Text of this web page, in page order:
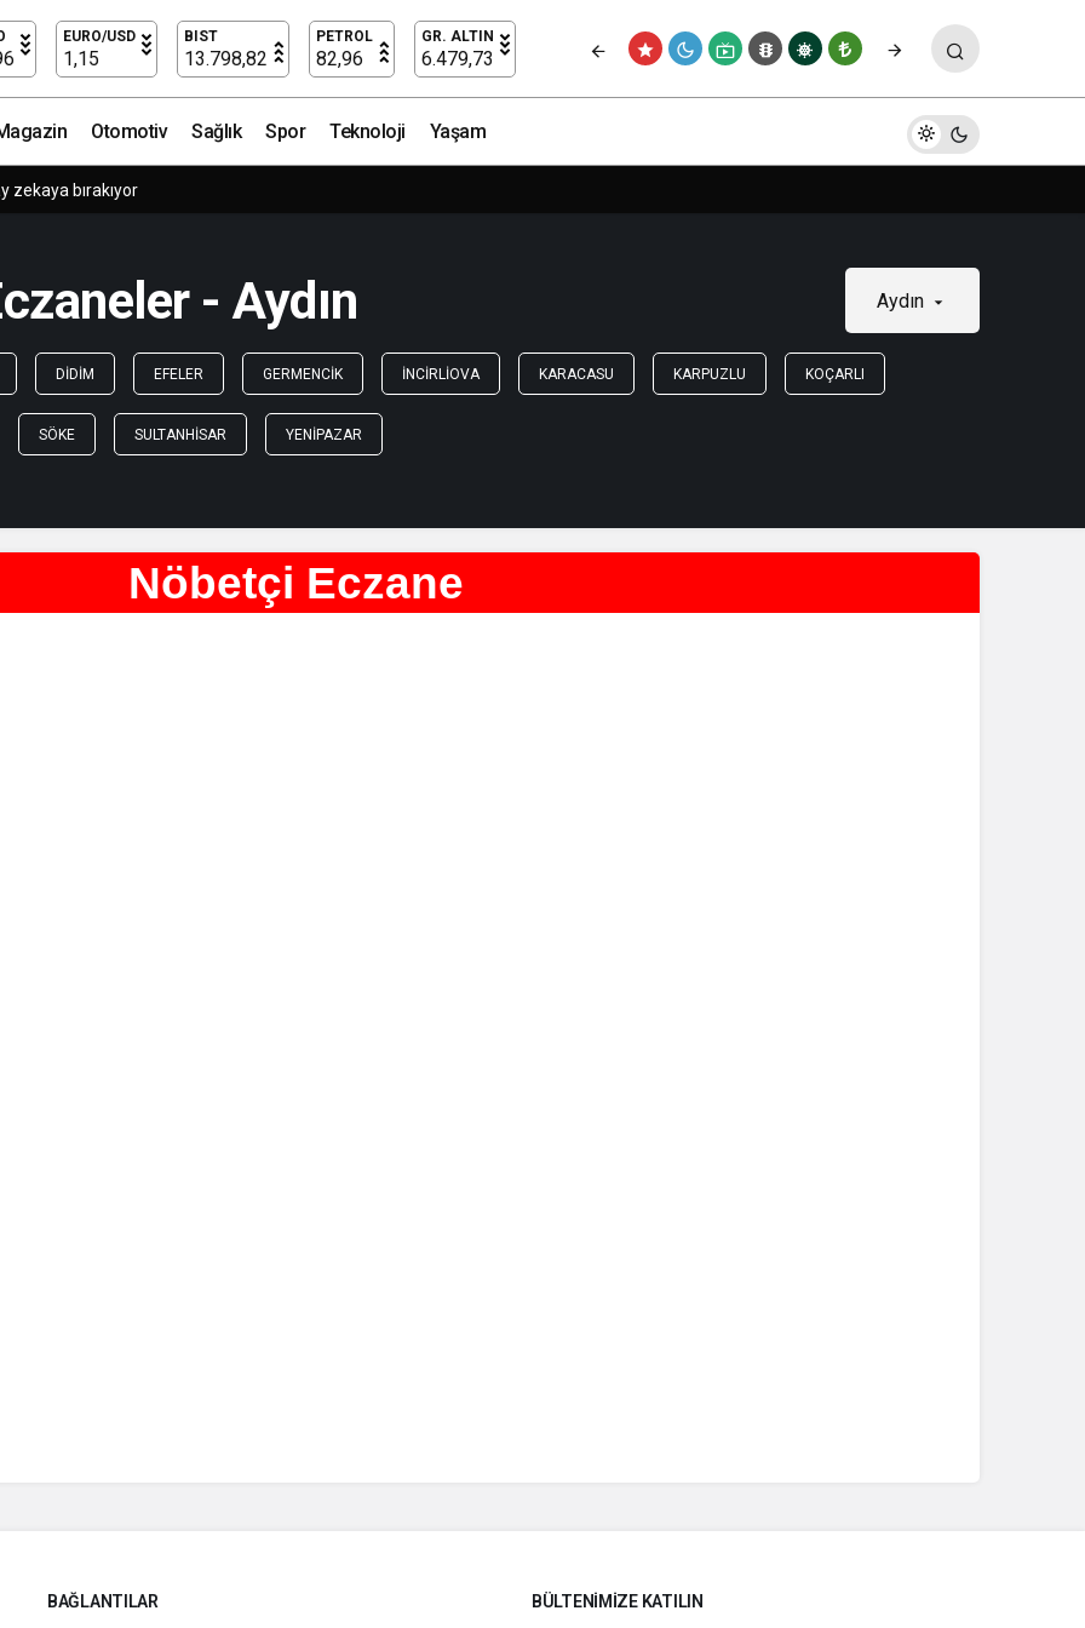
EURO/USD
1,15
BIST
13.798,82
PETROL
82,96
GR. ALTIN
6.479,73
Otomotiv Sağlık Spor Teknoloji Yaşam
zekaya bırakıyor
- Aydın Aydın
DIDIM EFELER GERMENCIK İNCIRLIOVA KARACASU KARPUZLU KOÇARLI
SÖKE SULTANHISAR YENIPAZAR
Nöbetçi Eczane
BAĞLANTILAR BÜLTENIMIZE KATILIN